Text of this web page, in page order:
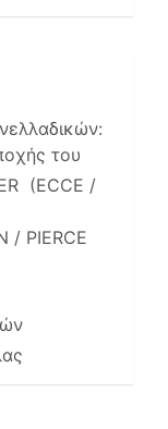
του
(ECCE /
/ PIERCE